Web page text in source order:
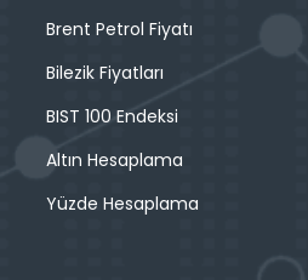
Brent Petrol Fiyatı
Bilezik Fiyatları
BIST 100 Endeksi
Altın Hesaplama
Yüzde Hesaplama